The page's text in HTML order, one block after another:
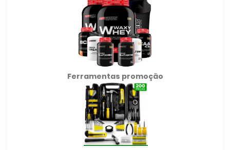
Ferramentas promoção